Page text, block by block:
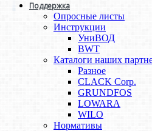
Поддержка
Опросные листы
Инструкции
УниВОД
BWT
Каталоги наших
Разное
CLACK Corp.
GRUNDFOS
LOWARA
WILO
Нормативы